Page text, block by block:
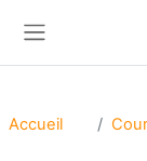
Accueil